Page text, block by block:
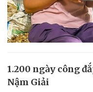
1.200 ngày công
Nậm Giải